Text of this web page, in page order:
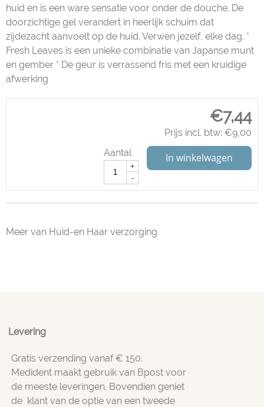
huid en is een ware sensatie voor onder de douche. De
doorzichtige gel verandert in heerlijk schuim dat
zijdezacht aanvoelt op de huid. Verwen jezelf, elke dag. *
Fresh Leaves is een unieke combinatie van Japanse munt
en gember * De geur is verrassend fris met een kruidige
afwerking
€7,44
Prijs incl. btw: €9,00
Aantal
+
-
In winkelwagen
Meer van Huid-en Haar verzorging
Levering
Gratis verzending vanaf € 150.
Medident maakt gebruik van Bpost voor
de meeste leveringen. Bovendien geniet
de klant van de optie van een tweede